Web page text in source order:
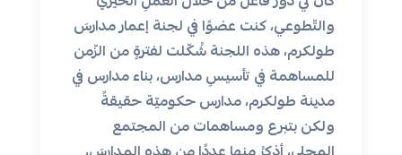
والتّطوعي، كنت عضوًا في لجنة إعمار مدارسَ
طولكرم، هذه اللجنة شُكّلت لفترةٍ من الزّمن
للمساهمة في تأسيسِ مدارس، بناء مدارس في
مدينة طولكرم، مدارس حكوميّة حقيقةً
ولكن بتبرع ومساهمات من المجتمع